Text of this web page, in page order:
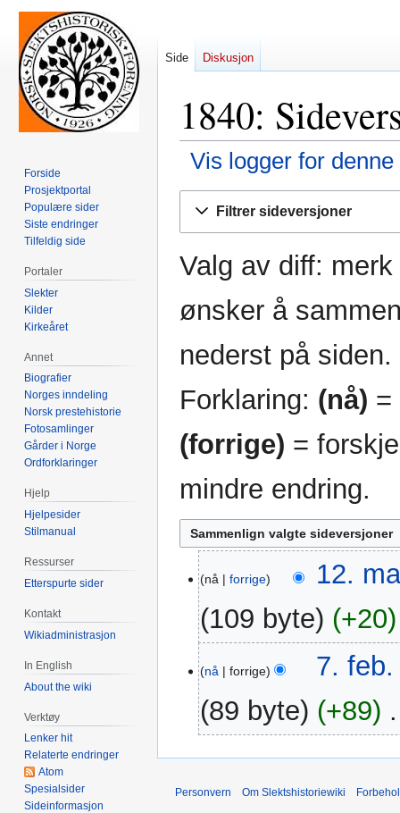
1840:
Vis logger for denne
Filtrer sideversjoner
Valg av diff:
ønsker å
nederst på siden.
Forklaring: (nå) =
(forrige) =
mindre endring.
mar.
2014
nå forrige
12.
109 byte
+20
feb.
2014
nå forrige
7.
89 byte
+89
Side Diskusjon
Forside
Prosjektportal
Populære sider
Siste endringer
Tilfeldig side
Portaler
Slekter
Kilder
Kirkeåret
Annet
Biografier
Norges inndeling
Norsk prestehistorie
Fotosamlinger
Gårder i Norge
Ordforklaringer
Hjelp
Hjelpesider
Stilmanual
Ressurser
Etterspurte sider
Kontakt
Wikiadministrasjon
In English
About the wiki
Verktøy
Lenker hit
Relaterte endringer
Atom
Spesialsider
Sideinformasjon
Personvern Om Slektshistoriewiki